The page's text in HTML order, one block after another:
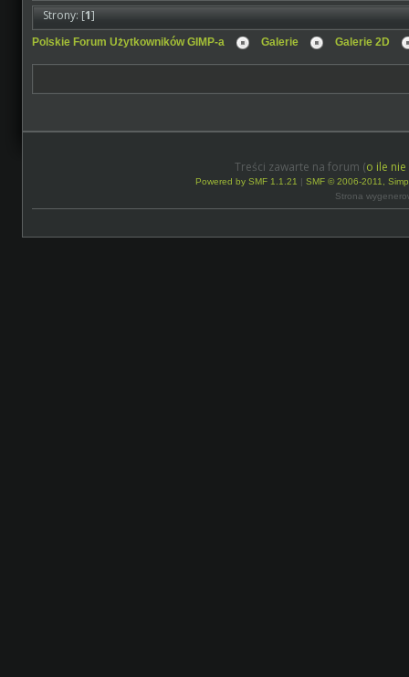
Strony: [1]
Polskie Forum Użytkowników GIMP-a Galerie Galerie 2D
Treści zawarte na forum (o ile
Powered by SMF 1.1.21 | SMF © 2006-2011,
Strona